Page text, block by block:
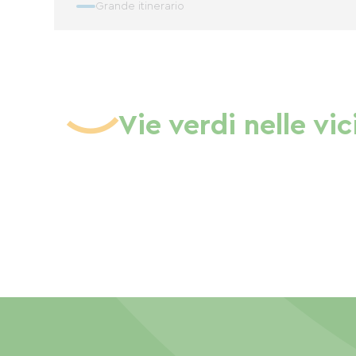
Grande itinerario
Vie verdi nelle